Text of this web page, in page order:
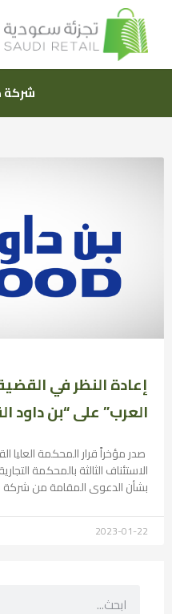
شركة
إعادة النظر في
العرب” على “بن داود
صدر مؤخراً قرار المحكمة العليا
بشأن الدعوى المقامة من شركة
2023-01-22